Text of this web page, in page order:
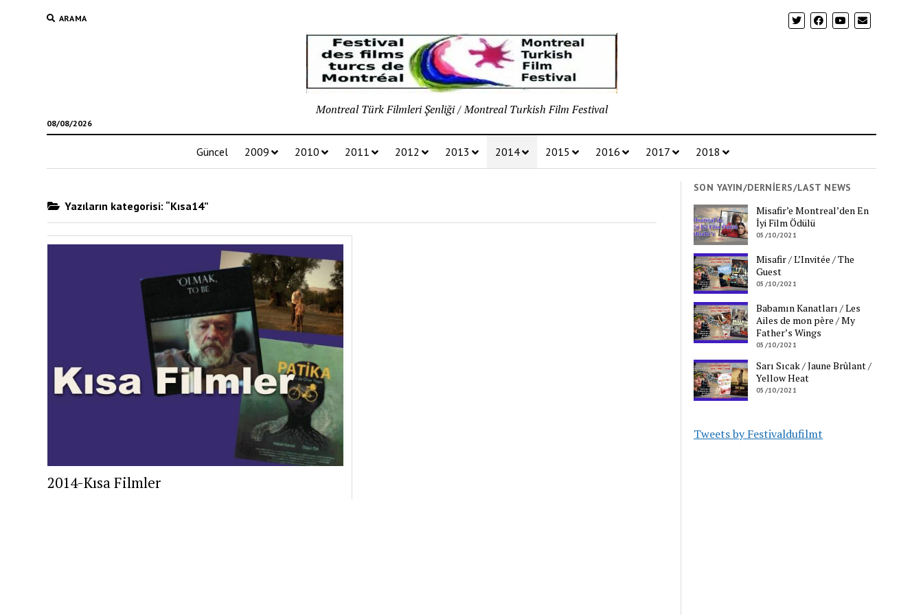
ARAMA
08/08/2026
Montreal Türk Filmleri Şenliği / Montreal Turkish Film Festival
Güncel 2009 2010 2011 2012 2013 2014 2015 2016 2017 2018
Yazıların kategorisi: “Kısa14”
2014-Kısa Filmler
SON YAYIN/DERNIERS/LAST NEWS
Misafir’e Montreal’den En
İyi Film Ödülü
05/10/2021
Misafir / L’Invitée / The
Guest
05/10/2021
Babamın Kanatları / Les
Ailes de mon père / My
Father’s Wings
05/10/2021
Sarı Sıcak / Jaune Brûlant /
Yellow Heat
05/10/2021
Tweets by Festivaldufilmt